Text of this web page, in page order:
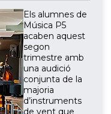
Els alumnes de
Música P5
acaben aquest
segon
trimestre amb
una audició
conjunta de la
majoria
d’instruments
de vent que